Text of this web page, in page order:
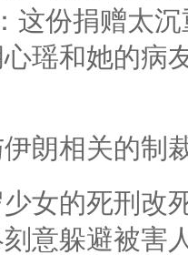
这份捐赠太
瑶和她的病
朗相关的制
女的死刑改
意躲避被害